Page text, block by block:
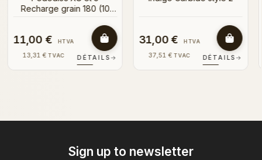
14,00 € HTVA
16,94 € TVAC DÉTAILS
15,50 € HTVA
18,76 € TVAC
Sign up to newsletter